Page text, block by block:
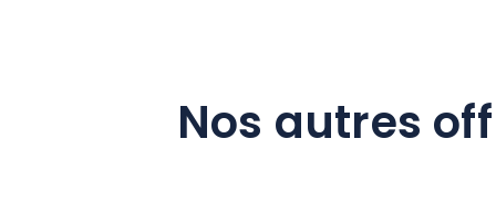
Nos autres